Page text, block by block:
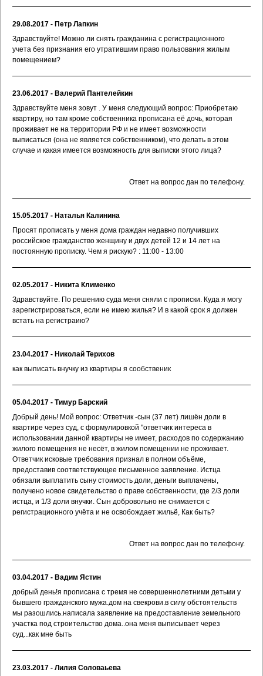
29.08.2017 - Петр Лапкин
Здравствуйте! Можно ли снять гражданина с регистрационного
учета без признания его утратившим право пользования жилым
помещением?
23.06.2017 - Валерий Пантелейкин
Здравствуйте меня зовут . У меня следующий вопрос: Приобретаю
квартиру, но там кроме собственника прописана её дочь, которая
проживает не на территории РФ и не имеет возможности
выписаться (она не является собственником), что делать в этом
случае и какая имеется возможность для выписки этого лица?
Ответ на вопрос дан по телефону.
15.05.2017 - Наталья Калинина
Просят прописать у меня дома граждан недавно получивших
российское гражданство женщину и двух детей 12 и 14 лет на
постоянную прописку. Чем я рискую? : 11:00 - 13:00
02.05.2017 - Никита Клименко
Здравствуйте. По решению суда меня сняли с прописки. Куда я могу
зарегистрироваться, если не имею жилья? И в какой срок я должен
встать на регистраию?
23.04.2017 - Николай Терихов
как выписать внучку из квартиры я сообственик
05.04.2017 - Тимур Барский
Добрый день! Мой вопрос: Ответчик -сын (37 лет) лишён доли в
квартире через суд, с формулировкой "ответчик интереса в
использовании данной квартиры не имеет, расходов по содержанию
жилого помещения не несёт, в жилом помещении не проживает.
Ответчик исковые требования признал в полном объёме,
предоставив соответствующее письменное заявление. Истца
обязали выплатить сыну стоимость доли, деньги выплачены,
получено новое свидетельство о праве собственности, где 2/3 доли
истца, и 1/3 доли внучки. Сын добровольно не снимается с
регистрационного учёта и не освобождает жильё, Как быть?
Ответ на вопрос дан по телефону.
03.04.2017 - Вадим Ястин
добрый день!я прописана с тремя не совершеннолетними детьми у
бывшего гражданского мужа.дом на свекрови.в силу обстоятельств
мы разошлись.написала заявление на предоставление земельного
участка под строительство дома..она меня выписывает через
суд...как мне быть
23.03.2017 - Лилия Соловаьева